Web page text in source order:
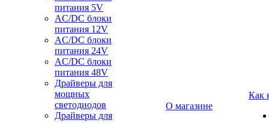
питания 5V
AC/DC блоки
питания 12V
AC/DC блоки
питания 24V
AC/DC блоки
питания 48V
Драйверы для
мощных
светодиодов
Драйверы для
О магазине
Как